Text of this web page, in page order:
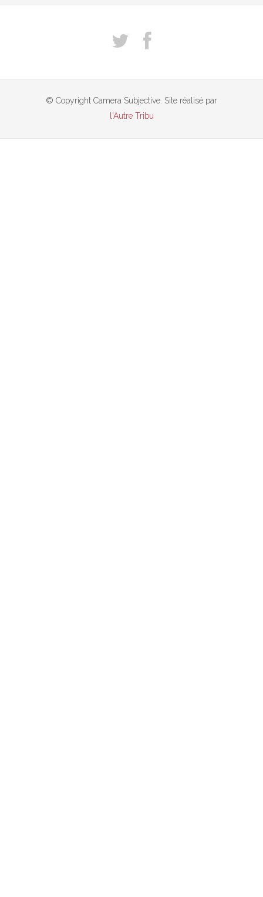
© Copyright Camera Subjective. Site réalisé par
l'Autre Tribu